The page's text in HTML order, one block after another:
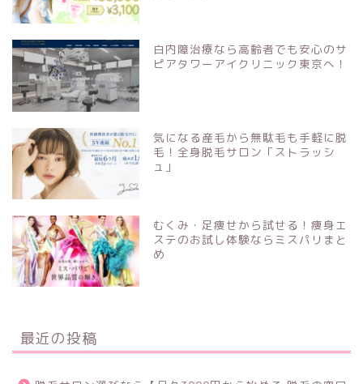
白内障治療なら高齢者でも安心のサ
ピアタワーアイクリニック東京へ！
気になる産毛から無駄毛も手軽に脱
毛！全身脱毛サロン「ストラッシ
ュ」
むくみ・足痩せから試せる！痩身エ
ステのお試し体験ならミスパリまと
め
最近の投稿